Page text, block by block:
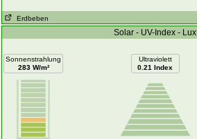
Erdbeben
Solar - UV-Index - Lux
Sonnenstrahlung
283 W/m²
Ultraviolett
0.21 Index